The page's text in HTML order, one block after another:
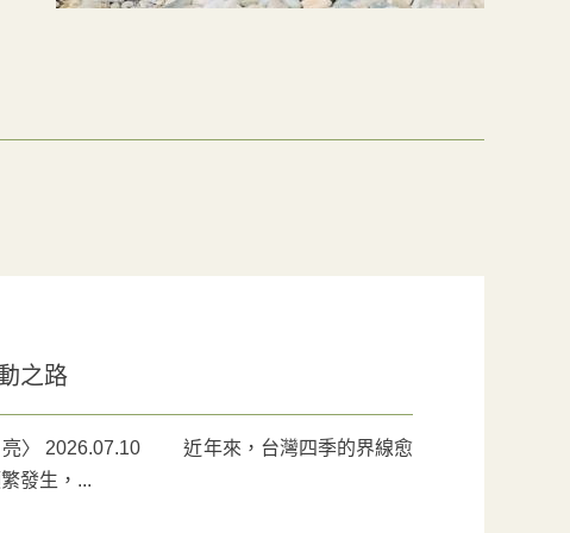
之路
亮〉 2026.07.10 近年來，台灣四季的界線愈
發生，...